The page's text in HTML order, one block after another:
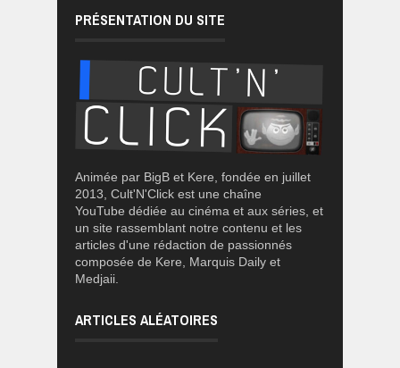
PRÉSENTATION DU SITE
Animée par BigB et Kere, fondée en juillet
2013, Cult'N'Click est une chaîne
YouTube dédiée au cinéma et aux séries, et
un site rassemblant notre contenu et les
articles d'une rédaction de passionnés
composée de Kere, Marquis Daily et
Medjaii.
ARTICLES ALÉATOIRES